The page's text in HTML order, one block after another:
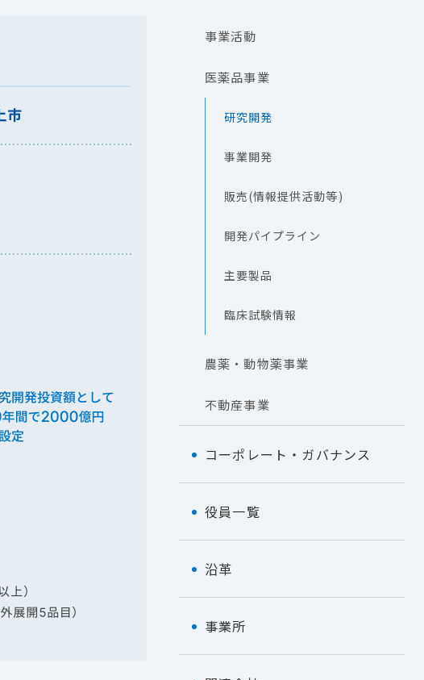
事業活動
医薬品事業
研究開発
事業開発
販売(情報提供活動等)
開発パイプライン
主要製品
臨床試験情報
農薬・動物薬事業
不動産事業
コーポレート・ガバナンス
役員一覧
沿革
事業所